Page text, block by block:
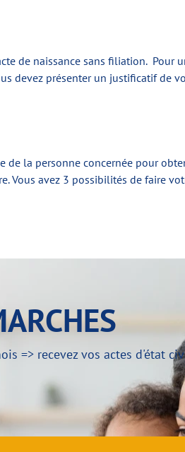
de naissance sans filiation.
devez présenter un justificatif de
de la personne concernée pour
Vous avez 3 possibilités de faire
=> recevez vos actes d'état